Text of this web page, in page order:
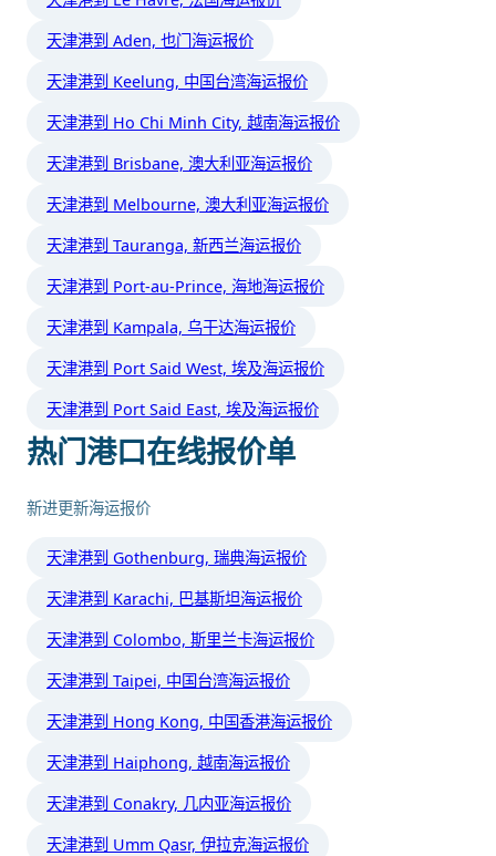
天津港到 Aden, 也门海运报价
天津港到 Keelung, 中国台湾海运报价
天津港到 Ho Chi Minh City, 越南海运报价
天津港到 Brisbane, 澳大利亚海运报价
天津港到 Melbourne, 澳大利亚海运报价
天津港到 Tauranga, 新西兰海运报价
天津港到 Port-au-Prince, 海地海运报价
天津港到 Kampala, 乌干达海运报价
天津港到 Port Said West, 埃及海运报价
天津港到 Port Said East, 埃及海运报价
热门港口在线报价单
新进更新海运报价
天津港到 Gothenburg, 瑞典海运报价
天津港到 Karachi, 巴基斯坦海运报价
天津港到 Colombo, 斯里兰卡海运报价
天津港到 Taipei, 中国台湾海运报价
天津港到 Hong Kong, 中国香港海运报价
天津港到 Haiphong, 越南海运报价
天津港到 Conakry, 几内亚海运报价
天津港到 Umm Qasr, 伊拉克海运报价